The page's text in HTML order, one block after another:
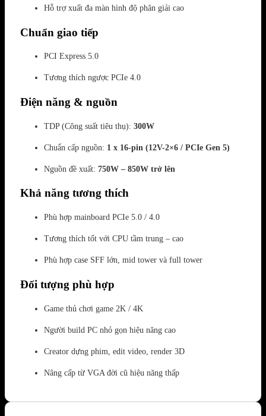
Hỗ trợ xuất đa màn hình độ phân giải cao
Chuẩn giao tiếp
PCI Express 5.0
Tương thích ngược PCIe 4.0
Điện năng & nguồn
TDP (Công suất tiêu thụ): 300W
Chuẩn cấp nguồn: 1 x 16-pin (12V-2×6 / PCIe Gen 5)
Nguồn đề xuất: 750W – 850W trở lên
Khả năng tương thích
Phù hợp mainboard PCIe 5.0 / 4.0
Tương thích tốt với CPU tầm trung – cao
Phù hợp case SFF lớn, mid tower và full tower
Đối tượng phù hợp
Game thủ chơi game 2K / 4K
Người build PC nhỏ gọn hiệu năng cao
Creator dựng phim, edit video, render 3D
Nâng cấp từ VGA đời cũ hiệu năng thấp